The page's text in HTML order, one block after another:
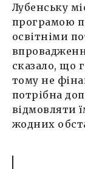
Лубенську
програмою
освітніми
сказало, що
тому не
потрібна
відмовляти
жодних